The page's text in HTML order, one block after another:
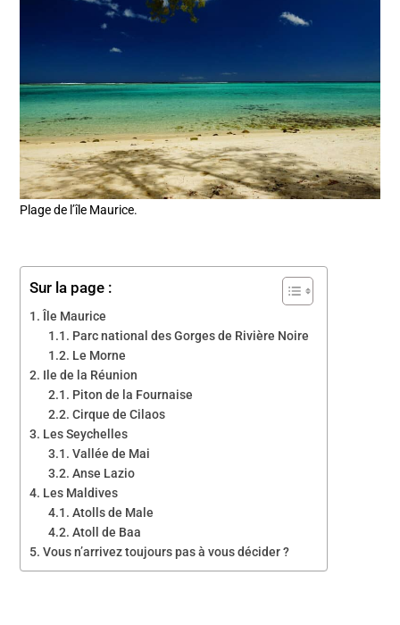
Plage de l’île Maurice.
Sur la page :
Île Maurice
Parc national des Gorges de Rivière Noire
Le Morne
Ile de la Réunion
Piton de la Fournaise
Cirque de Cilaos
Les Seychelles
Vallée de Mai
Anse Lazio
Les Maldives
Atolls de Male
Atoll de Baa
Vous n’arrivez toujours pas à vous décider ?